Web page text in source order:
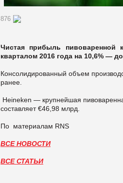
876
Чистая прибыль пивоваренной
кварталом 2016 года на 10,6% —
Консолидированный объем
ранее.
Heineken — крупнейшая
составляет €46,98 млрд.
По материалам RNS
ВСЕ НОВОСТИ
ВСЕ СТАТЬИ